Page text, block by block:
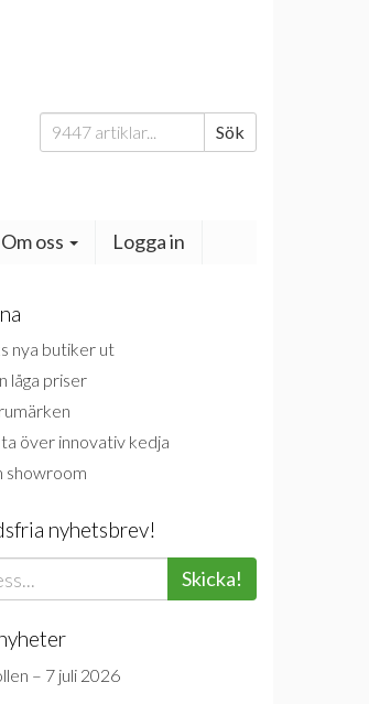
Sök
efter:
Sök
Om oss Logga in
nya butiker ut
låga priser
över innovativ kedja
showroom
nyhetsbrev!
Skicka!
– 7 juli 2026